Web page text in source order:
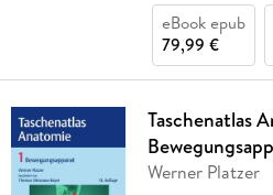
eBook epub
79,99 €
Taschenatlas
Werner Platzer